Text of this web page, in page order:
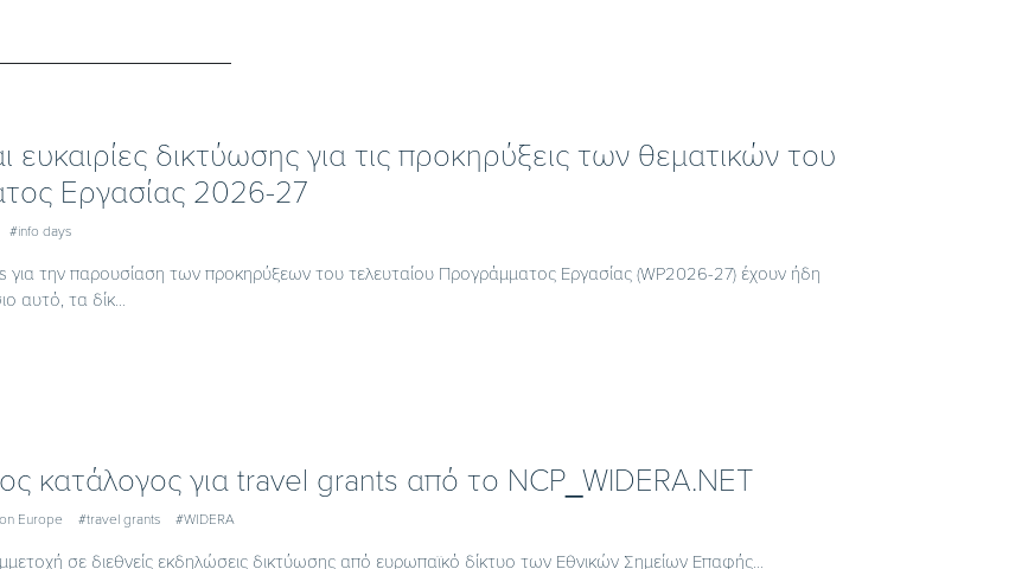
ευκαιρίες δικτύωσης για τις προκηρύξεις των θεματικών του
Εργασίας 2026-27
#info days
για την παρουσίαση των προκηρύξεων του τελευταίου Προγράμματος Εργασίας (WP2026-27) έχουν ήδη
αυτό, τα δίκ...
κατάλογος για travel grants από το NCP_WIDERA.NET
Europe #travel grants #WIDERA
σε διεθνείς εκδηλώσεις δικτύωσης από ευρωπαϊκό δίκτυο των Εθνικών Σημείων Επαφής...